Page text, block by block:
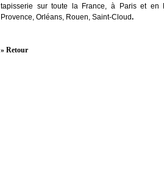
tapisserie sur toute la France, à Paris et en
Provence, Orléans, Rouen, Saint-Cloud.
» Retour